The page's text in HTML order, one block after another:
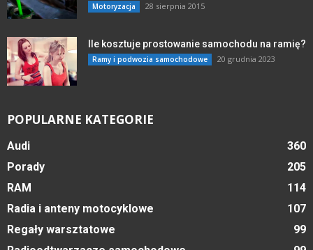
Motoryzacja 28 sierpnia 2015
Ile kosztuje prostowanie samochodu na ramię?
Ramy i podwozia samochodowe 20 grudnia 2023
POPULARNE KATEGORIE
Audi
360
Porady
205
RAM
114
Radia i anteny motocyklowe
107
Regały warsztatowe
99